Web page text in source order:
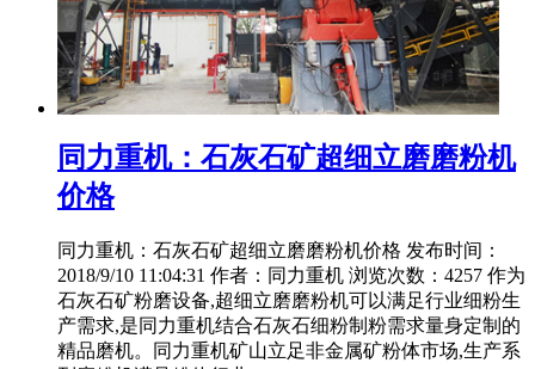
同力重机：石灰石矿超细立磨磨粉机
价格
同力重机：石灰石矿超细立磨磨粉机价格 发布时间：
2018/9/10 11:04:31 作者：同力重机 浏览次数：4257 作为
石灰石矿粉磨设备,超细立磨磨粉机可以满足行业细粉生
产需求,是同力重机结合石灰石细粉制粉需求量身定制的
精品磨机。同力重机矿山立足非金属矿粉体市场,生产系